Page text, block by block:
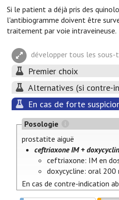
Si le patient a déjà pris des
l'antibiogramme doivent être
traitement par voie intraveineuse.
développer tous les sous-
Premier choix
Alternatives (si contre-
En cas de forte
Posologie
prostatite aiguë
ceftriaxone IM +
ceftriaxone: IM en
doxycycline: oral 200
En cas de contre-indication